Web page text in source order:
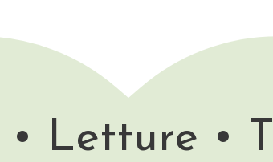
• Letture •